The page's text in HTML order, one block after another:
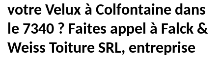
votre Velux à Colfontaine dans
le 7340 ? Faites appel à Falck &
Weiss Toiture SRL, entreprise